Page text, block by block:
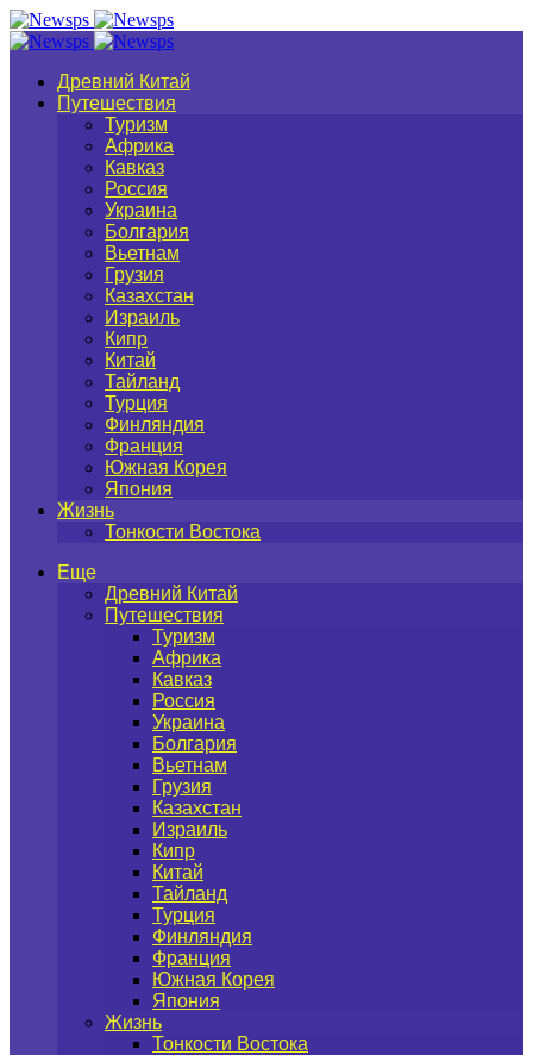
Древний Китай
Путешествия
Туризм
Африка
Кавказ
Россия
Украина
Болгария
Вьетнам
Грузия
Казахстан
Израиль
Кипр
Китай
Тайланд
Турция
Финляндия
Франция
Южная Корея
Япония
Жизнь
Тонкости Востока
Еще
Древний Китай
Путешествия
Туризм
Африка
Кавказ
Россия
Украина
Болгария
Вьетнам
Грузия
Казахстан
Израиль
Кипр
Китай
Тайланд
Турция
Финляндия
Франция
Южная Корея
Япония
Жизнь
Тонкости Востока